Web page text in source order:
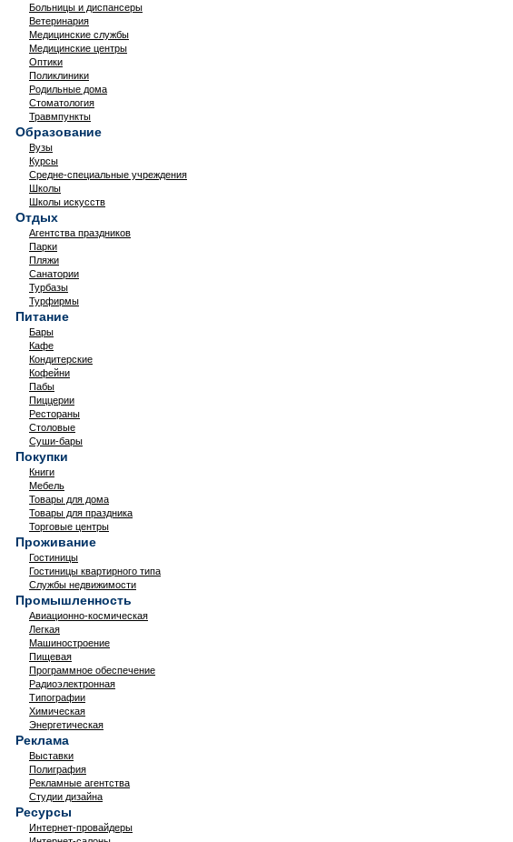
Больницы и диспансеры
Ветеринария
Медицинские службы
Медицинские центры
Оптики
Поликлиники
Родильные дома
Стоматология
Травмпункты
Образование
Вузы
Курсы
Средне-специальные учреждения
Школы
Школы искусств
Отдых
Агентства праздников
Парки
Пляжи
Санатории
Турбазы
Турфирмы
Питание
Бары
Кафе
Кондитерские
Кофейни
Пабы
Пиццерии
Рестораны
Столовые
Суши-бары
Покупки
Книги
Мебель
Товары для дома
Товары для праздника
Торговые центры
Проживание
Гостиницы
Гостиницы квартирного типа
Службы недвижимости
Промышленность
Авиационно-космическая
Легкая
Машиностроение
Пищевая
Программное обеспечение
Радиоэлектронная
Типографии
Химическая
Энергетическая
Реклама
Выставки
Полиграфия
Рекламные агентства
Студии дизайна
Ресурсы
Интернет-провайдеры